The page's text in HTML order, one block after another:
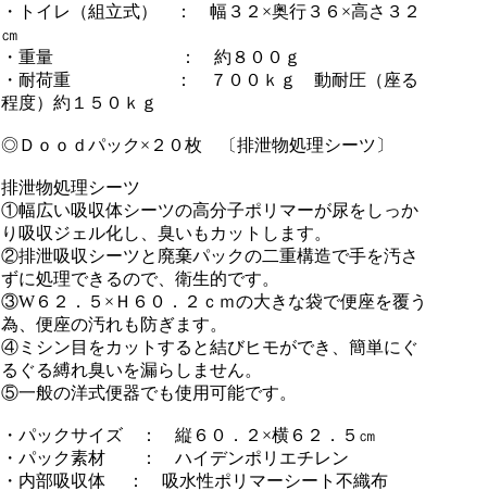
・トイレ（組立式） ： 幅３２×奥行３６×高さ３２
㎝
・重量 ： 約８００ｇ
・耐荷重 ： ７００ｋｇ 動耐圧（座る
程度）約１５０ｋｇ
◎Ｄｏｏｄパック×２０枚 〔排泄物処理シーツ〕
排泄物処理シーツ
①幅広い吸収体シーツの高分子ポリマーが尿をしっか
り吸収ジェル化し、臭いもカットします。
②排泄吸収シーツと廃棄パックの二重構造で手を汚さ
ずに処理できるので、衛生的です。
③W６２．５×Ｈ６０．２ｃｍの大きな袋で便座を覆う
為、便座の汚れも防ぎます。
④ミシン目をカットすると結びヒモができ、簡単にぐ
るぐる縛れ臭いを漏らしません。
⑤一般の洋式便器でも使用可能です。
・パックサイズ ： 縦６０．２×横６２．５㎝
・パック素材 ： ハイデンポリエチレン
・内部吸収体 ： 吸水性ポリマーシート不織布